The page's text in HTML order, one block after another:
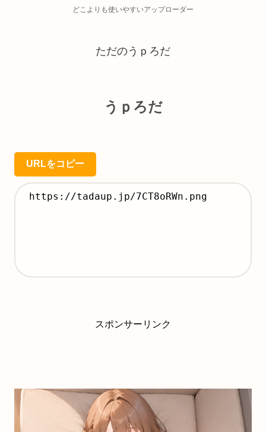
どこよりも使いやすいアップローダー
ただのうｐろだ
うｐろだ
URLをコピー
スポンサーリンク